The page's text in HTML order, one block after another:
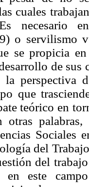
cuales
necesario
o servilismo
se propicia
de sus
la perspectiva
que
teórico en
otras
Sociales
del
del
este